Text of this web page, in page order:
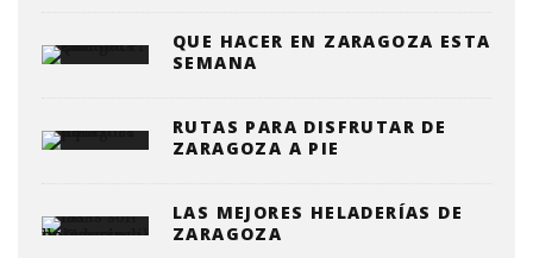
QUE HACER EN ZARAGOZA ESTA
SEMANA
RUTAS PARA DISFRUTAR DE
ZARAGOZA A PIE
LAS MEJORES HELADERÍAS DE
ZARAGOZA